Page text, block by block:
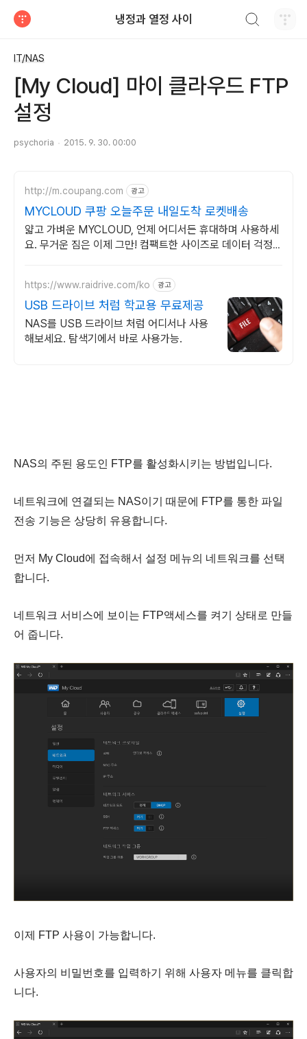
냉정과 열정 사이
IT/NAS
[My Cloud] 마이 클라우드 FTP
설정
psychoria 2015. 9. 30. 00:00
http://m.coupang.com 광고
MYCLOUD 쿠팡 오늘주문 내일도착 로켓배송
얇고 가벼운 MYCLOUD, 언제 어디서든 휴대하며 사용하세
요. 무거운 짐은 이제 그만! 컴팩트한 사이즈로 데이터 걱정
https://www.raidrive.com/ko 광고
USB 드라이브 처럼 학교용 무료제공
NAS를 USB 드라이브 처럼 어디서나 사용
해보세요. 탐색기에서 바로 사용가능.
NAS의 주된 용도인 FTP를 활성화시키는 방법입니다.
네트워크에 연결되는 NAS이기 때문에 FTP를 통한 파일
전송 기능은 상당히 유용합니다.
먼저 My Cloud에 접속해서 설정 메뉴의 네트워크를 선택
합니다.
네트워크 서비스에 보이는 FTP액세스를 켜기 상태로 만들
어 줍니다.
이제 FTP 사용이 가능합니다.
사용자의 비밀번호를 입력하기 위해 사용자 메뉴를 클릭합
니다.